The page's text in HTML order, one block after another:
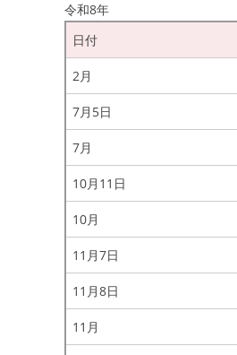
令和8年
日付
2月
7月5日
7月
10月11日
10月
11月7日
11月8日
11月